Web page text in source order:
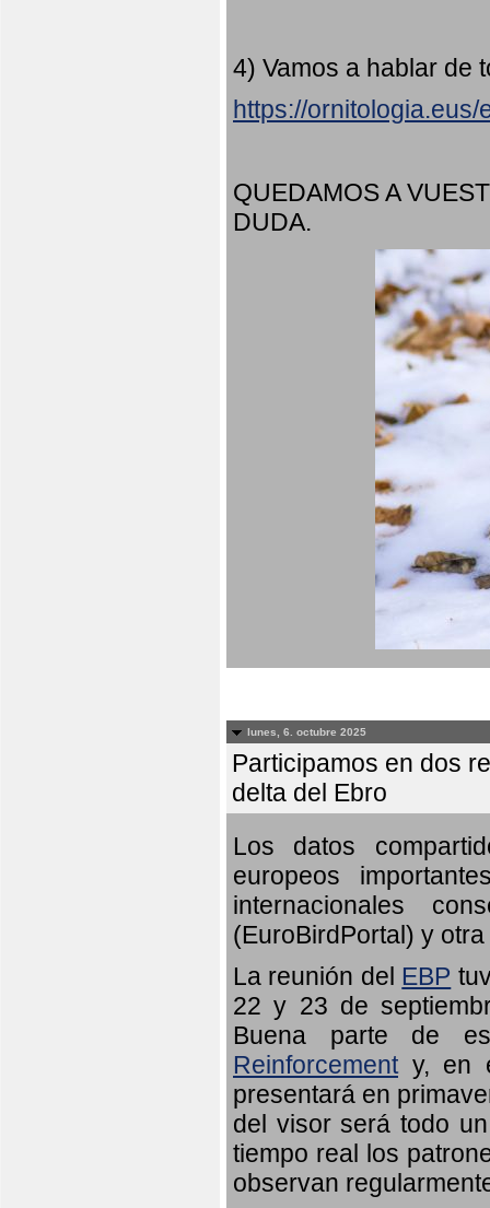
4) Vamos a hablar de
https://
QUEDAMOS A
DUDA.
lunes, 6. octubre 2025
Participamos en dos
delta del Ebro
Los datos
europeos
internacionales
(EuroBirdPortal) y
La reunión del EBP
22 y 23 de
Buena parte de
Reinforcementy, en
presentará en
del visor será todo
tiempo real los
observan